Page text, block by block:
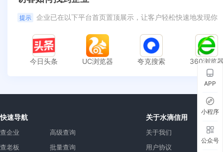
提示 企业已在以下平台首页置顶展示，让客户轻松快速地发现你
今日头条 UC浏览器 夸克搜索 360浏览
快速导航
查企业
查老板
高级查询
批量查询
关于水滴信用
关于我们
用户协议
APP
小程序
公众号